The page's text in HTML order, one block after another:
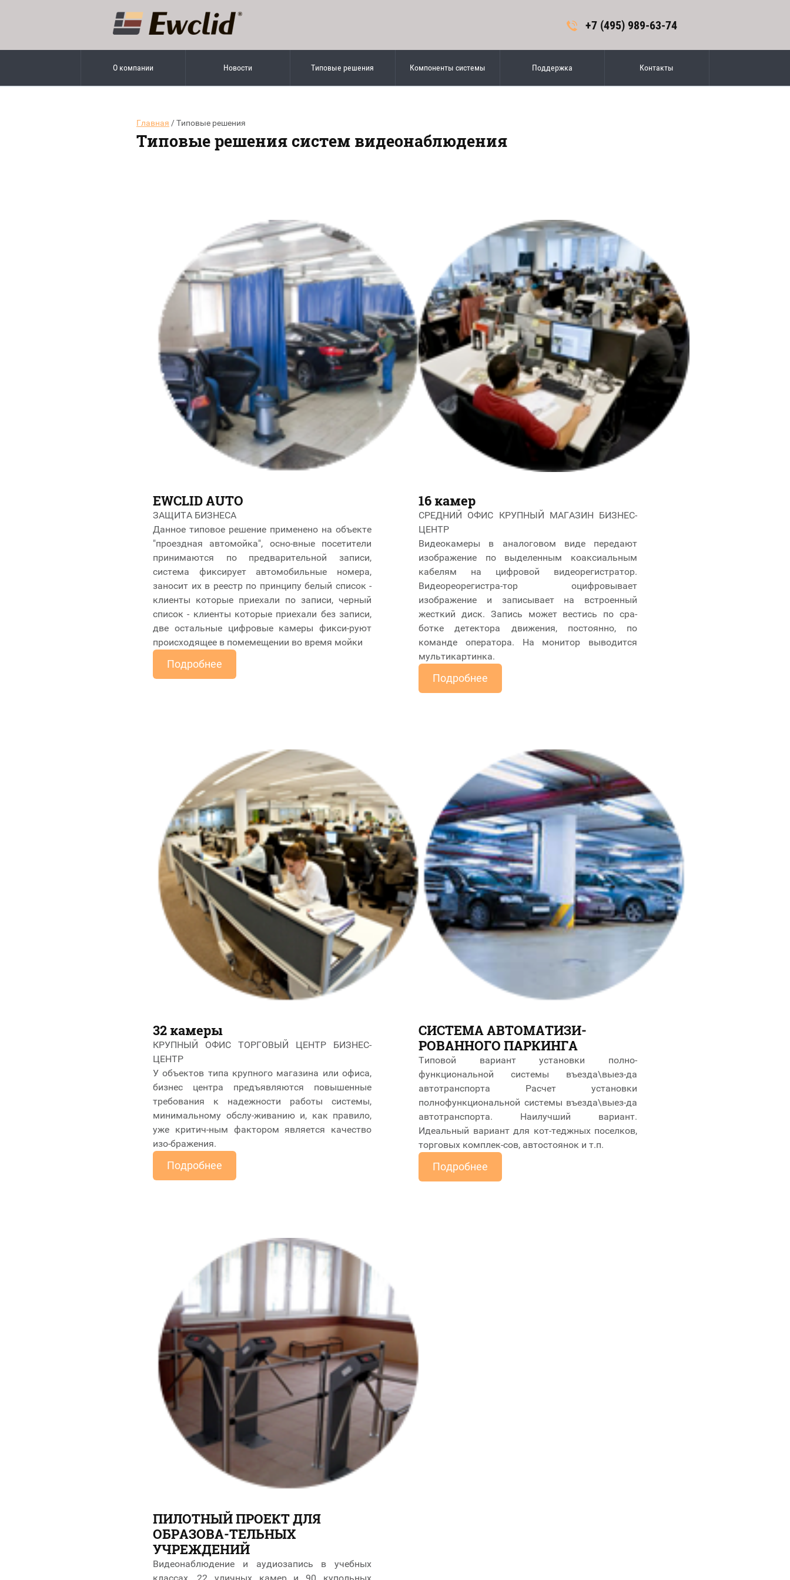
+7 (495) 989-63-74
О компании Новости Типовые решения Компоненты системы Поддержка Контакты
Главная / Типовые решения
Типовые решения систем видеонаблюдения
EWCLID AUTO
ЗАЩИТА БИЗНЕСА
Данное типовое решение применено на объекте
"проездная автомойка", осно-вные посетители
принимаются по предварительной записи,
сиcтема фиксирует автомобильные номера,
заносит их в реестр по принципу белый список -
клиенты которые приехали по записи, черный
список - клиенты которые приехали без записи,
две остальные цифровые камеры фикси-руют
происходящее в помемещении во время мойки
Подробнее
16 камер
СРЕДНИЙ ОФИС КРУПНЫЙ МАГАЗИН БИЗНЕС-
ЦЕНТР
Видеокамеры в аналоговом виде передают
изображение по выделенным коаксиальным
кабелям на цифровой видеорегистратор.
Видеореорегистра-тор оцифровывает
изображение и записывает на встроенный
жесткий диск. Запись может вестись по сра-
ботке детектора движения, постоянно, по
команде оператора. На монитор выводится
мультикартинка.
Подробнее
32 камеры
КРУПНЫЙ ОФИС ТОРГОВЫЙ ЦЕНТР БИЗНЕС-
ЦЕНТР
У объектов типа крупного магазина или офиса,
бизнес центра предъявляются повышенные
требования к надежности работы системы,
минимальному обслу-живанию и, как правило,
уже критич-ным фактором является качество
изо-бражения.
Подробнее
СИСТЕМА АВТОМАТИЗИ-
РОВАННОГО ПАРКИНГА
Типовой вариант установки полно-
функциональной системы въезда\выез-да
автотранспорта Расчет установки
полнофункциональной системы въезда\выез-да
автотранспорта. Наилучший вариант.
Идеальный вариант для кот-теджных поселков,
торговых комплек-сов, автостоянок и т.п.
Подробнее
ПИЛОТНЫЙ ПРОЕКТ ДЛЯ
ОБРАЗОВА-ТЕЛЬНЫХ
УЧРЕЖДЕНИЙ
Видеонаблюдение и аудиозапись в учебных